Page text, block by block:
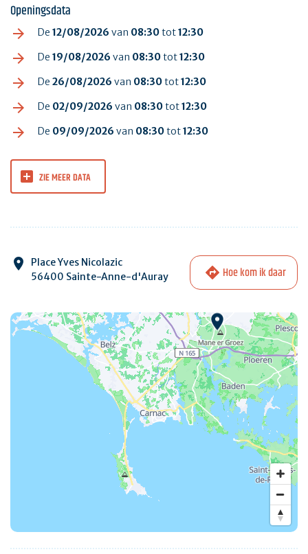
Openingsdata
De 12/08/2026 van 08:30tot12:30
De 19/08/2026 van 08:30tot12:30
De 26/08/2026 van 08:30tot12:30
De 02/09/2026 van 08:30tot12:30
De 09/09/2026 van 08:30tot12:30
ZIE MEER DATA
Place Yves Nicolazic
56400 Sainte-Anne-d'Auray
Hoe kom ik daar